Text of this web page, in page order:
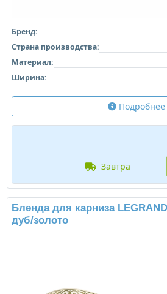
Бренд:
Страна производства:
Материал:
Ширина:
Подробнее
завтра
Бленда для карниза
дуб/золото